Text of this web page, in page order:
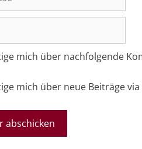
mich über nachfolgende
mich über neue Beiträge via